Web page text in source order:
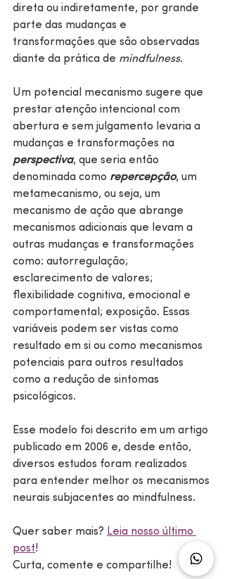
direta ou indiretamente, por grande
parte das mudanças e
transformações que são observadas
diante da prática de mindfulness.
Um potencial mecanismo sugere que
prestar atenção intencional com
abertura e sem julgamento levaria a
mudanças e transformações na
perspectiva, que seria então
denominada como repercepção, um
metamecanismo, ou seja, um
mecanismo de ação que abrange
mecanismos adicionais que levam a
outras mudanças e transformações
como: autorregulação;
esclarecimento de valores;
flexibilidade cognitiva, emocional e
comportamental; exposição. Essas
variáveis podem ser vistas como
resultado em si ou como mecanismos
potenciais para outros resultados
como a redução de sintomas
psicológicos.
Esse modelo foi descrito em um artigo
publicado em 2006 e, desde então,
diversos estudos foram realizados
para entender melhor os mecanismos
neurais subjacentes ao mindfulness.
Quer saber mais? Leia nosso último
post!
Curta, comente e compartilhe!